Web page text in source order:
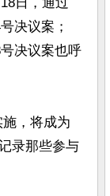
决议案；
决议案也呼
，将成为
录那些参与